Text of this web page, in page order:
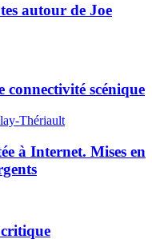
autour de Joe
connectivité scénique
Thériault
à Internet. Mises en